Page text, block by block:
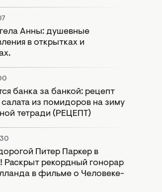
Анны: душевные
в открытках и
банка за банкой: рецепт
салата из помидоров на зиму
тетради (РЕЦЕПТ)
Питер Паркер в
Раскрыт рекордный гонорар
в фильме о Человеке-